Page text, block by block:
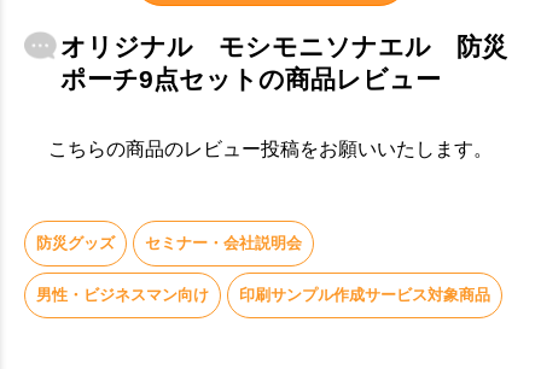
オリジナル モシモニソナエル 防災
ポーチ9点セットの商品レビュー
こちらの商品のレビュー投稿をお願いいたします。
防災グッズ セミナー・会社説明会
男性・ビジネスマン向け 印刷サンプル作成サービス対象商品